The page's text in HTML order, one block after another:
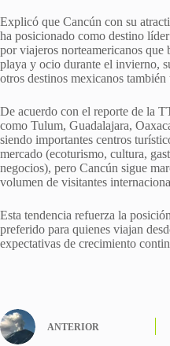
Explicó que Cancún con su
ha posicionado como destino
por viajeros norteamericanos que
playa y ocio durante el invierno,
otros destinos mexicanos también
De acuerdo con el reporte de la
como Tulum, Guadalajara,
siendo importantes centros
mercado (ecoturismo, cultura,
negocios), pero Cancún sigue
volumen de visitantes
Esta tendencia refuerza la
preferido para quienes viajan
expectativas de crecimiento
ANTERIOR